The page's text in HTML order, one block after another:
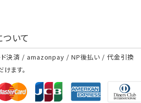
いて
ド決済 / amazonpay / NP後払い / 代金引換
ます。